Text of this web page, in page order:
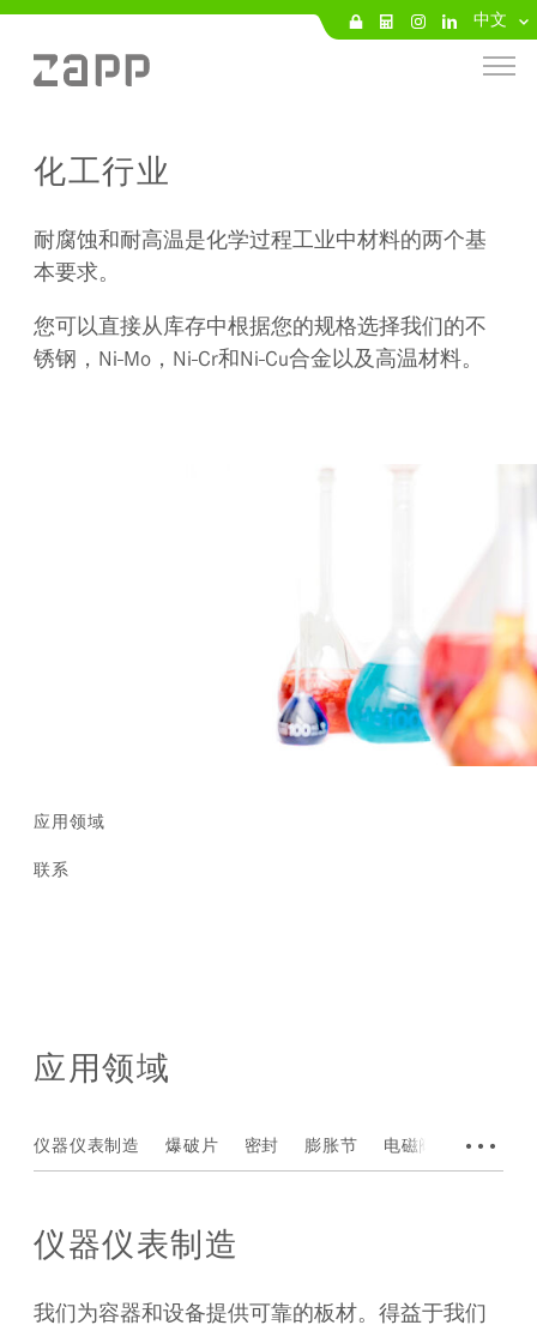
中文
化工行业
耐腐蚀和耐高温是化学过程工业中材料的两个基
本要求。
您可以直接从库存中根据您的规格选择我们的不
锈钢，Ni-Mo，Ni-Cr和Ni-Cu合金以及高温材料。
应用领域
联系
应用领域
仪器仪表制造 爆破片 密封 膨胀节 电磁阀 泵
•••
仪器仪表制造
我们为容器和设备提供可靠的板材。得益于我们